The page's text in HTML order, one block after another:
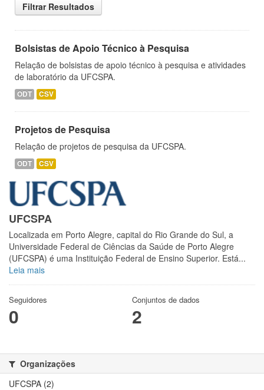
Filtrar Resultados
Bolsistas de Apoio Técnico à Pesquisa
Relação de bolsistas de apoio técnico à pesquisa e atividades
de laboratório da UFCSPA.
ODT CSV
Projetos de Pesquisa
Relação de projetos de pesquisa da UFCSPA.
ODT CSV
UFCSPA
Localizada em Porto Alegre, capital do Rio Grande do Sul, a
Universidade Federal de Ciências da Saúde de Porto Alegre
(UFCSPA) é uma Instituição Federal de Ensino Superior. Está...
Leia mais
Seguidores
0
Conjuntos de dados
2
Organizações
UFCSPA (2)